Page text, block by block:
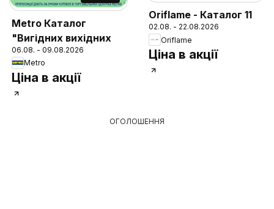
Metro Каталог
"Вигідних вихідних
06.08. - 09.08.2026
Metro
Ціна в акції
Oriflame - Каталог 11
02.08. - 22.08.2026
Oriflame
Ціна в акції
ОГОЛОШЕННЯ